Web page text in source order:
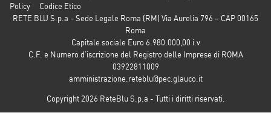
Policy
Codice Etico
RETE BLU S.p.a - Sede Legale Roma (RM) Via Aurelia 796 – CAP 00165
Roma
Capitale sociale Euro 6.980.000,00 i.v
C.F. e Numero d’iscrizione del Registro delle Imprese di ROMA
03922811009
amministrazione.reteblu@pec.glauco.it
Copyright 2026 ReteBlu S.p.a - Tutti i diritti riservati.